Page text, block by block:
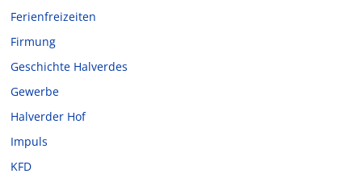
Ferienfreizeiten
Firmung
Geschichte Halverdes
Gewerbe
Halverder Hof
Impuls
KFD